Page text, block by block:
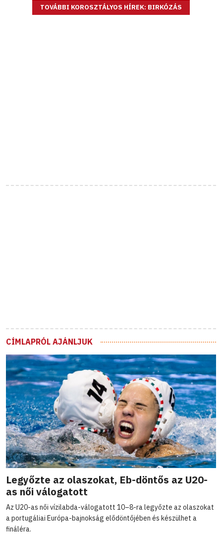
TOVÁBBI KOROSZTÁLYOS HÍREK: BIRKÓZÁS
CÍMLAPRÓL AJÁNLJUK
Legyőzte az olaszokat, Eb-döntős az U20-
as női válogatott
Az U20-as női vízilabda-válogatott 10–8-ra legyőzte az olaszokat
a portugáliai Európa-bajnokság elődöntőjében és készülhet a
fináléra.